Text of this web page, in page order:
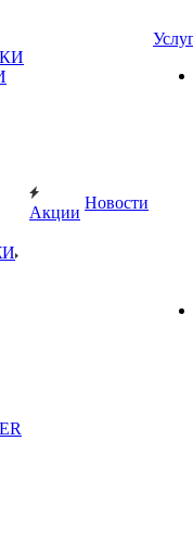
Акции
Новости